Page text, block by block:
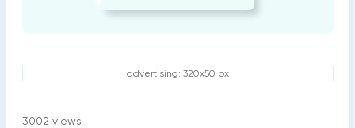
advertising: 320x50 px
3002 views